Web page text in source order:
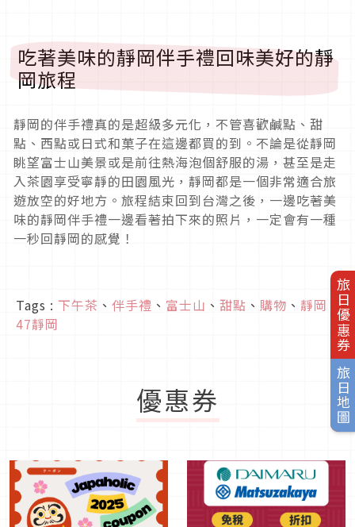
旅日優惠券
旅日地圖
吃著美味的靜岡伴手禮回味美好的靜
岡旅程
靜岡的伴手禮真的是超級多元化，不管喜歡鹹點、甜
點、西點或日式和菓子在這邊都買的到。不論是從靜岡
眺望富士山美景或是前往熱海泡個舒服的湯，甚至是走
入茶園享受寧靜的田園風光，靜岡都是一個非常適合旅
遊放空的好地方。旅程結束回到台灣之後，一邊吃著美
味的靜岡伴手禮一邊看著拍下來的照片，一定會有一種
一秒回靜岡的感覺！
Tags : 下午茶 、 伴手禮 、 富士山 、 甜點 、 購物 、 靜岡 、
47靜岡
優惠券